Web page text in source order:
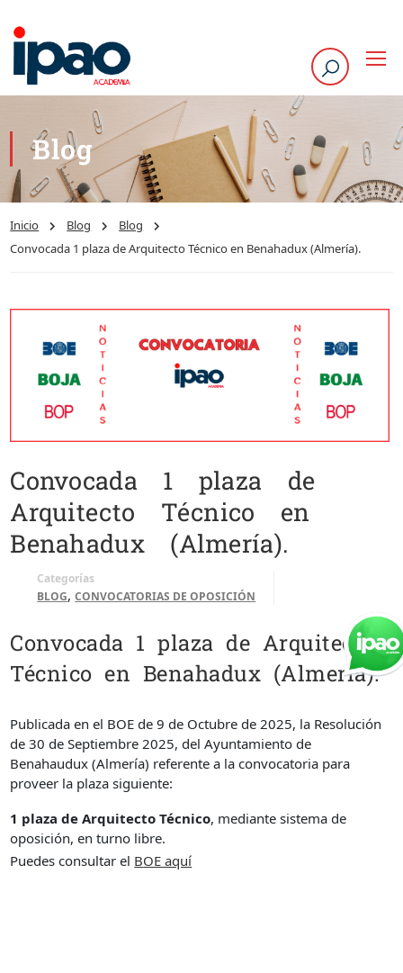
Blog
Inicio Blog
Blog
Convocada 1 plaza de Arquitecto Técnico en Benahadux (Almería).
Convocada 1 plaza de
Arquitecto Técnico en
Benahadux (Almería).
Categorías
BLOG,CONVOCATORIAS DE OPOSICIÓN
Convocada 1 plaza de Arquitecto
Técnico en Benahadux (Almería).
Publicada en el BOE de 9 de Octubre de 2025, la Resolución
de 30 de Septiembre 2025, del Ayuntamiento de
Benahaudux (Almería) referente a la convocatoria para
proveer la plaza siguiente:
1 plaza de Arquitecto Técnico, mediante sistema de
oposición, en turno libre.
Puedes consultar el BOE aquí